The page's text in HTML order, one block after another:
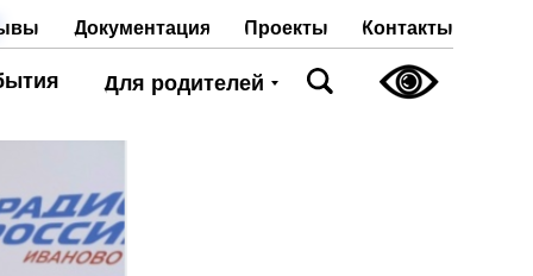
Контакты
Документация Проекты
Для родителей